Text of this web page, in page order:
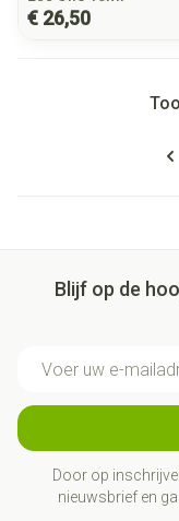
€ 26,50
Blijf op de
Door op
nieuwsbrief en